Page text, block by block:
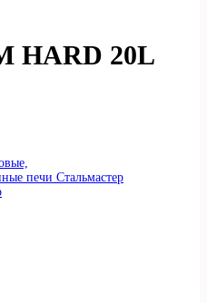
HARD 20L
печи Стальмастер